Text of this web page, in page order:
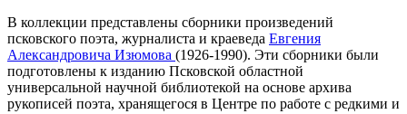
В коллекции представлены сборники произведений
псковского поэта, журналиста и краеведа Евгения
Александровича Изюмова (1926-1990). Эти сборники были
подготовлены к изданию Псковской областной
универсальной научной библиотекой на основе архива
рукописей поэта, хранящегося в Центре по работе с редкими и